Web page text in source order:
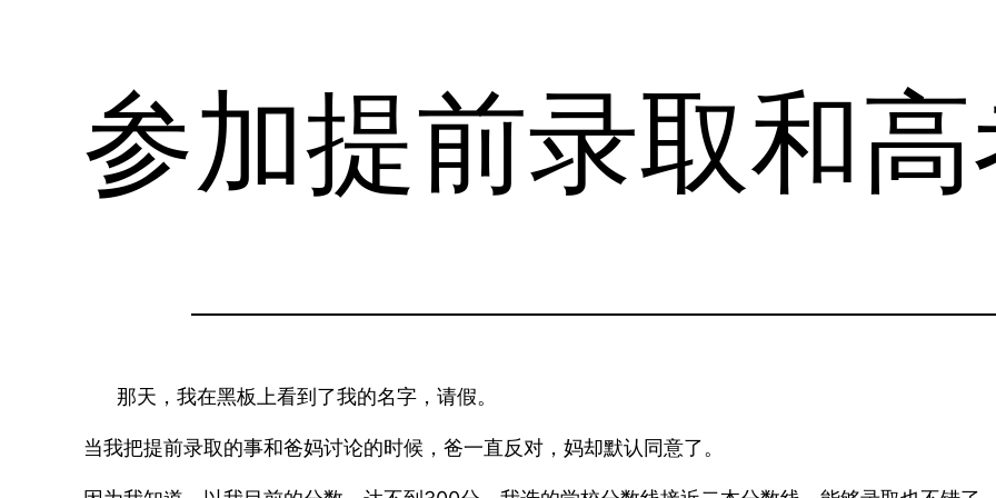
参加提前录取和
那天，我在黑板上看到了我的名字，请假。
当我把提前录取的事和爸妈讨论的时候，爸一直反对，妈却默认同意了。